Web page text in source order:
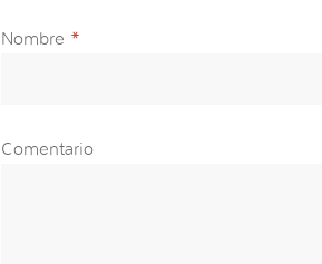
Nombre *
Comentario